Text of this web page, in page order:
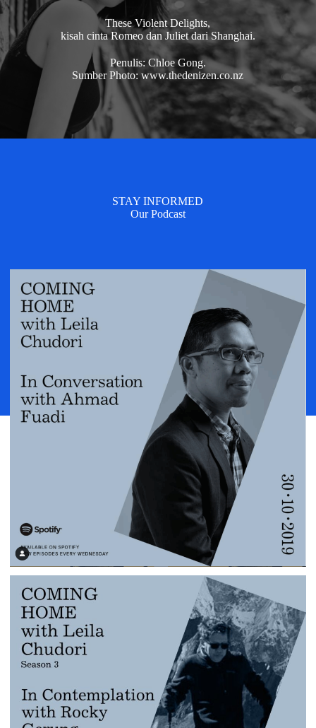
These Violent Delights,
kisah cinta Romeo dan Juliet dari Shanghai.
Penulis: Chloe Gong.
Sumber Photo: www.thedenizen.co.nz
STAY INFORMED
Our Podcast